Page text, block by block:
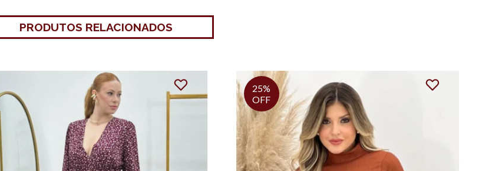
PRODUTOS RELACIONADOS
25%
OFF
56%
OFF